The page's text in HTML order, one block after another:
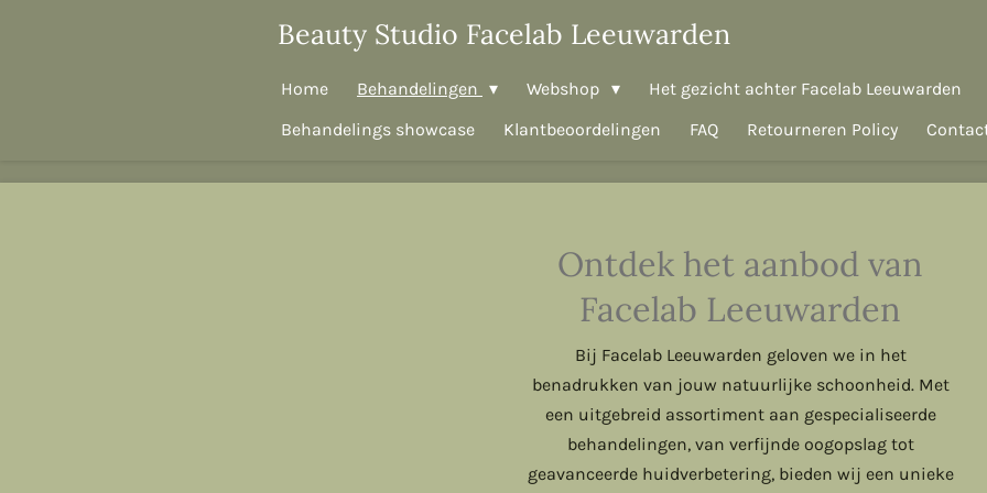
Beauty Studio Facelab Leeuwarden
Home Behandelingen Webshop
Het gezicht achter Facelab Leeuwarden
Behandelings showcase
Klantbeoordelingen FAQ Retourneren Policy
Ontdek het aanbod van
Facelab Leeuwarden
Bij Facelab Leeuwarden geloven we in het
benadrukken van jouw natuurlijke schoonheid. Met
een uitgebreid assortiment aan gespecialiseerde
behandelingen, van verfijnde oogopslag tot
geavanceerde huidverbetering, bieden wij een unieke